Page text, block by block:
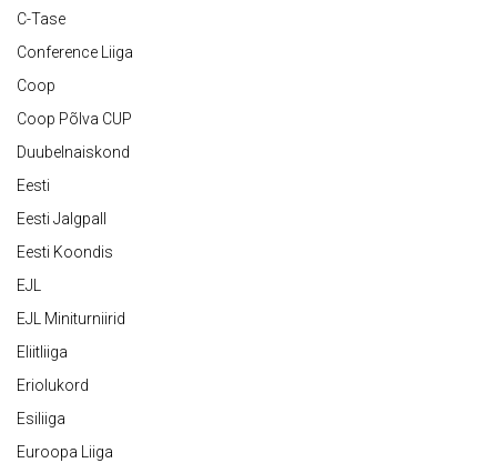
C-Tase
Conference Liiga
Coop
Coop Põlva CUP
Duubelnaiskond
Eesti
Eesti Jalgpall
Eesti Koondis
EJL
EJL Miniturniirid
Eliitliiga
Eriolukord
Esiliiga
Euroopa Liiga